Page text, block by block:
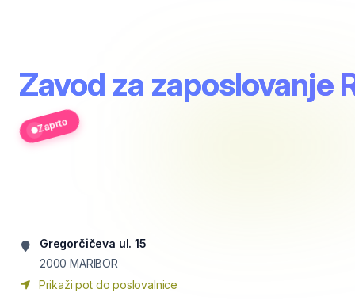
Zavod za zaposlovanje
Zaprto
Gregorčičeva ul. 15
2000 MARIBOR
Prikaži pot do poslovalnice